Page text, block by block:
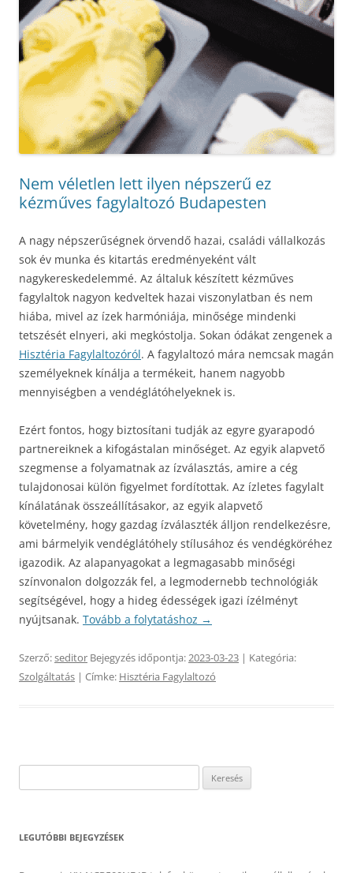
Nem véletlen lett ilyen népszerű ez
kézműves fagylaltozó Budapesten
A nagy népszerűségnek örvendő hazai, családi vállalkozás
sok év munka és kitartás eredményeként vált
nagykereskedelemmé. Az általuk készített kézműves
fagylaltok nagyon kedveltek hazai viszonylatban és nem
hiába, mivel az ízek harmóniája, minősége mindenki
tetszését elnyeri, aki megkóstolja. Sokan ódákat zengenek a
Hisztéria Fagylaltozóról. A fagylaltozó mára nemcsak magán
személyeknek kínálja a termékeit, hanem nagyobb
mennyiségben a vendéglátóhelyeknek is.
Ezért fontos, hogy biztosítani tudják az egyre gyarapodó
partnereiknek a kifogástalan minőséget. Az egyik alapvető
szegmense a folyamatnak az ízválasztás, amire a cég
tulajdonosai külön figyelmet fordítottak. Az ízletes fagylalt
kínálatának összeállításakor, az egyik alapvető
követelmény, hogy gazdag ízválaszték álljon rendelkezésre,
ami bármelyik vendéglátóhely stílusához és vendégköréhez
igazodik. Az alapanyagokat a legmagasabb minőségi
színvonalon dolgozzák fel, a legmodernebb technológiák
segítségével, hogy a hideg édességek igazi ízélményt
nyújtsanak. Tovább a folytatáshoz →
Szerző:seditor Bejegyzés időpontja:2023-03-23 | Kategória:
Szolgáltatás | Címke: Hisztéria Fagylaltozó
LEGUTÓBBI BEJEGYZÉSEK